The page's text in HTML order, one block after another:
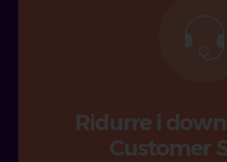
Ridurre i
Customer